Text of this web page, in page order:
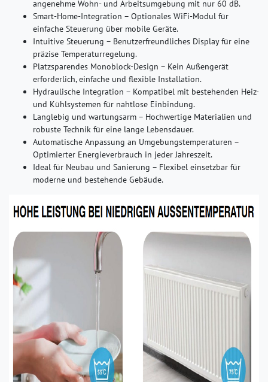
angenehme Wohn- und Arbeitsumgebung mit nur 60 dB.
Smart-Home-Integration – Optionales WiFi-Modul für
einfache Steuerung über mobile Geräte.
Intuitive Steuerung – Benutzerfreundliches Display für eine
präzise Temperaturregelung.
Platzsparendes Monoblock-Design – Kein Außengerät
erforderlich, einfache und flexible Installation.
Hydraulische Integration – Kompatibel mit bestehenden Heiz-
und Kühlsystemen für nahtlose Einbindung.
Langlebig und wartungsarm – Hochwertige Materialien und
robuste Technik für eine lange Lebensdauer.
Automatische Anpassung an Umgebungstemperaturen –
Optimierter Energieverbrauch in jeder Jahreszeit.
Ideal für Neubau und Sanierung – Flexibel einsetzbar für
moderne und bestehende Gebäude.